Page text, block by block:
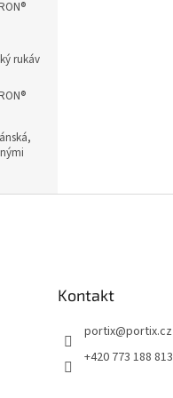
rukáv
Kontakt
portix@portix.cz
+420 773 188 813